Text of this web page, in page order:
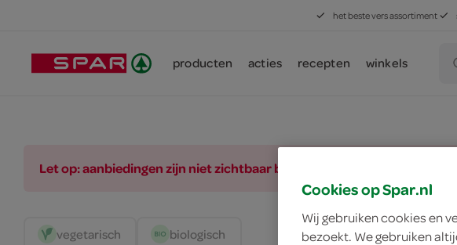
het beste vers assortiment
producten acties recepten winkels
Let op: aanbiedingen zijn niet zichtbaar bij de producten, maar
vegetarisch biologisch
Cookies op Spar.nl
Wij gebruiken cookies en
bezoekt. We gebruiken